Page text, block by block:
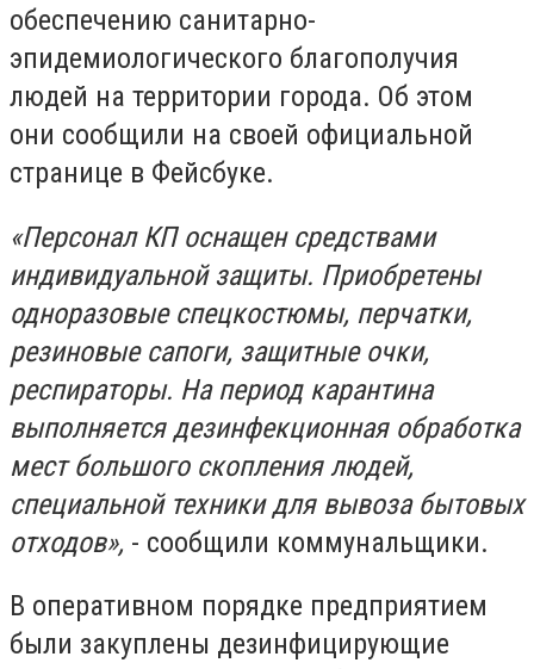
обеспечению санитарно-
эпидемиологического благополучия
людей на территории города. Об этом
они сообщили на своей официальной
странице в Фейсбуке.
«Персонал КП оснащен средствами
индивидуальной защиты. Приобретены
одноразовые спецкостюмы, перчатки,
резиновые сапоги, защитные очки,
респираторы. На период карантина
выполняется дезинфекционная обработка
мест большого скопления людей,
специальной техники для вывоза бытовых
отходов», - сообщили коммунальщики.
В оперативном порядке предприятием
были закуплены дезинфицирующие